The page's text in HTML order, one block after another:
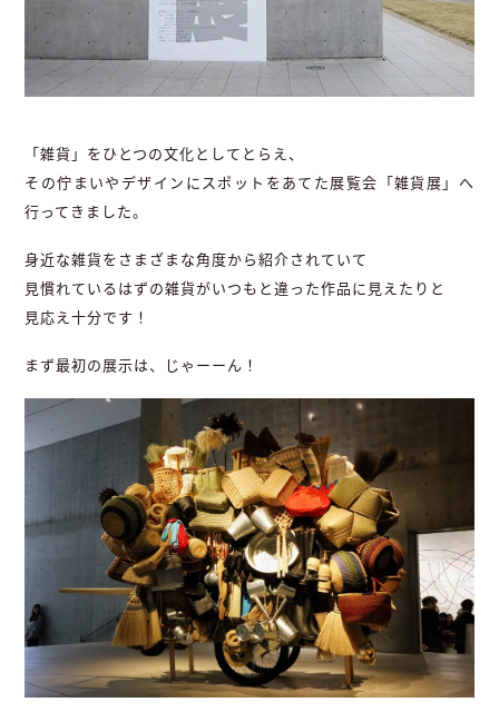
「雑貨」をひとつの文化としてとらえ、
その佇まいやデザインにスポットをあてた展覧会「雑貨展」へ
行ってきました。
身近な雑貨をさまざまな角度から紹介されていて
見慣れているはずの雑貨がいつもと違った作品に見えたりと
見応え十分です！
まず最初の展示は、じゃーーん！